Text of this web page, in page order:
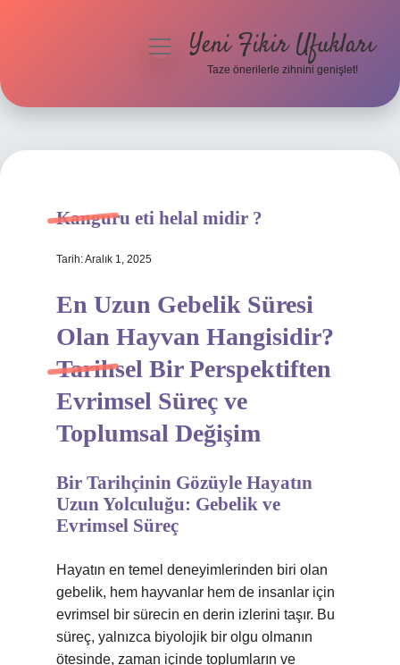
Hakkımızda
menüyüYeni Fikir Ufukları
Taze önerilerle zihnini genişlet!
Kanguru eti helal midir ?
Tarih: Aralık 1, 2025
En Uzun Gebelik Süresi
Olan Hayvan Hangisidir?
Tarihsel Bir Perspektiften
Evrimsel Süreç ve
Toplumsal Değişim
Bir Tarihçinin Gözüyle Hayatın
Uzun Yolculuğu: Gebelik ve
Evrimsel Süreç
Hayatın en temel deneyimlerinden biri olan
gebelik, hem hayvanlar hem de insanlar için
evrimsel bir sürecin en derin izlerini taşır. Bu
süreç, yalnızca biyolojik bir olgu olmanın
ötesinde, zaman içinde toplumların ve